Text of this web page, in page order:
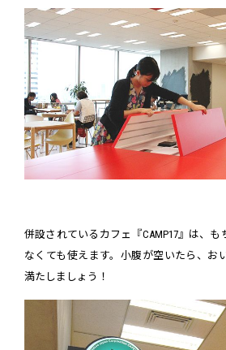
併設されているカフェ『CAMP17』は、
なくても使えます。小腹が空いたら、お
満たしましょう！